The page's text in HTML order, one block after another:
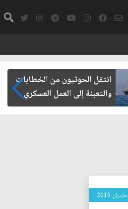
انتقل الحوثيون من الخطابات
والتعبئة إلى العمل العسكري